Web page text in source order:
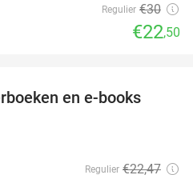
Regulier €30
€22,50
en e-books
Regulier €22,47